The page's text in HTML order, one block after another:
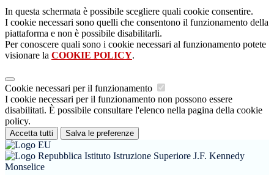
In questa schermata è possibile scegliere quali cookie consentire.
I cookie necessari sono quelli che consentono il funzionamento della
piattaforma e non è possibile disabilitarli.
Per conoscere quali sono i cookie necessari al funzionamento potete
visionare la COOKIE POLICY.
Cookie necessari per il funzionamento
I cookie necessari per il funzionamento non possono essere
disabilitati. È possibile consultare l'elenco nella pagina della cookie
policy.
Accetta tutti Salva le preferenze
Istituto Istruzione Superiore J.F. Kennedy
Monselice